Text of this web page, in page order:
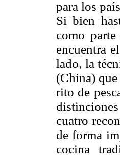
para los
Si bien
como
encuentra
lado, la
(China)
rito de
cuatro
de forma
cocina